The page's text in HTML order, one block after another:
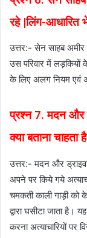
रहे |लिंग-आधारित
उत्तर:- सेन साहब
उस परिवार में
के लिए अलग नियम एवं
प्रश्न 7. मदन और
क्या बताना चाहता
उत्तर:- मदन और ड्राइवर
अपने पर किये गये
चमकती काली गाड़ी
द्वारा घसीटा जाता है।
करना अत्याचारियों पर